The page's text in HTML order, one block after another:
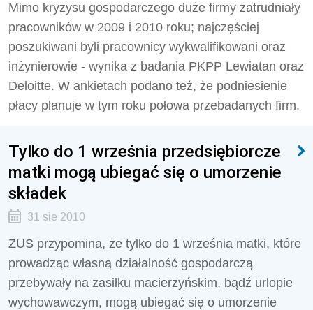
Mimo kryzysu gospodarczego duże firmy zatrudniały
pracowników w 2009 i 2010 roku; najczęściej
poszukiwani byli pracownicy wykwalifikowani oraz
inżynierowie - wynika z badania PKPP Lewiatan oraz
Deloitte. W ankietach podano też, że podniesienie
płacy planuje w tym roku połowa przebadanych firm.
Tylko do 1 września przedsiębiorcze
matki mogą ubiegać się o umorzenie
składek
31 sie 2010
ZUS przypomina, że tylko do 1 września matki, które
prowadząc własną działalność gospodarczą
przebywały na zasiłku macierzyńskim, bądź urlopie
wychowawczym, mogą ubiegać się o umorzenie